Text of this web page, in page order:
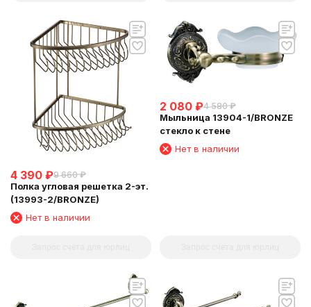
4 390 ₽9 660 ₽
Полка угловая решетка 2-эт.
(13993-2/BRONZE)
Нет в наличии
2 080 ₽4 580 ₽
Мыльница 13904-1/BRONZE
стекло к стене
Нет в наличии